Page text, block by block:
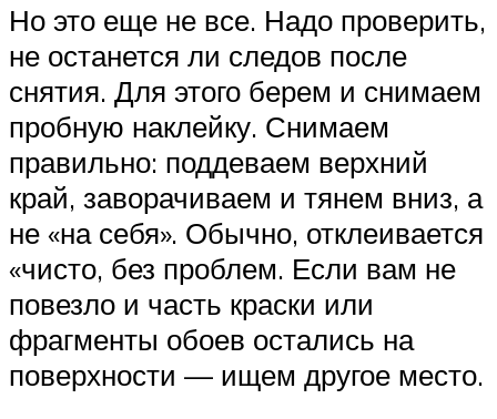
Но это еще не все. Надо проверить,
не останется ли следов после
снятия. Для этого берем и снимаем
пробную наклейку. Снимаем
правильно: поддеваем верхний
край, заворачиваем и тянем вниз, а
не «на себя». Обычно, отклеивается
«чисто, без проблем. Если вам не
повезло и часть краски или
фрагменты обоев остались на
поверхности — ищем другое место.